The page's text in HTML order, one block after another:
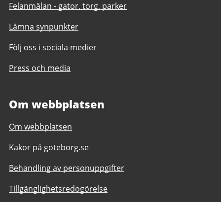
Felanmälan - gator, torg, parker
Lämna synpunkter
Följ oss i sociala medier
Press och media
Om webbplatsen
Om webbplatsen
Kakor på goteborg.se
Behandling av personuppgifter
Tillgänglighetsredogörelse